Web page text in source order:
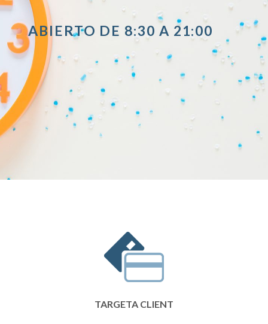
ABIERTO DE 8:30 A 21:00
TARGETA CLIENT